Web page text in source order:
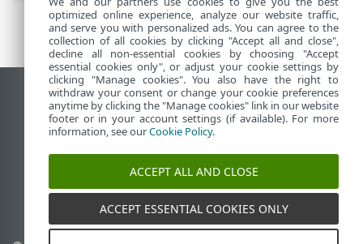
Zobraziť stránku ako na počítači
End of Life
Databáza znalostí ESET
ESET Fórum
ESET Status Portal
Technická podpora
optimized online experience, analyze our website traffic,
and serve you with personalized ads. You can agree to the
collection of all cookies by clicking "Accept all and close",
decline all non-essential cookies by choosing "Accept
essential cookies only", or adjust your cookie settings by
clicking "Manage cookies". You also have the right to
withdraw your consent or change your cookie preferences
anytime by clicking the "Manage cookies" link in our website
footer or in your account settings (if available). For more
information, see ourCookie Policy.
ACCEPT ALL AND CLOSE
ACCEPT ESSENTIAL COOKIES ONLY